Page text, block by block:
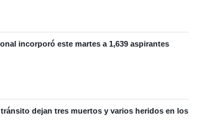
incorporó este martes a 1,639 aspirantes
dejan tres muertos y varios heridos en los